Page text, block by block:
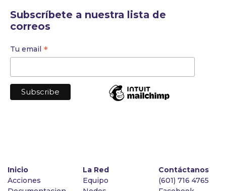
Subscríbete a nuestra lista de
correos
Tu email *
Inicio
Acciones
La Red
Equipo
Contáctanos
(601) 716 4765